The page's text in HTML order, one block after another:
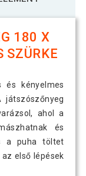
180 X
SZÜRKE
és kényelmes
ahol a
és
a puha töltet
első lépések